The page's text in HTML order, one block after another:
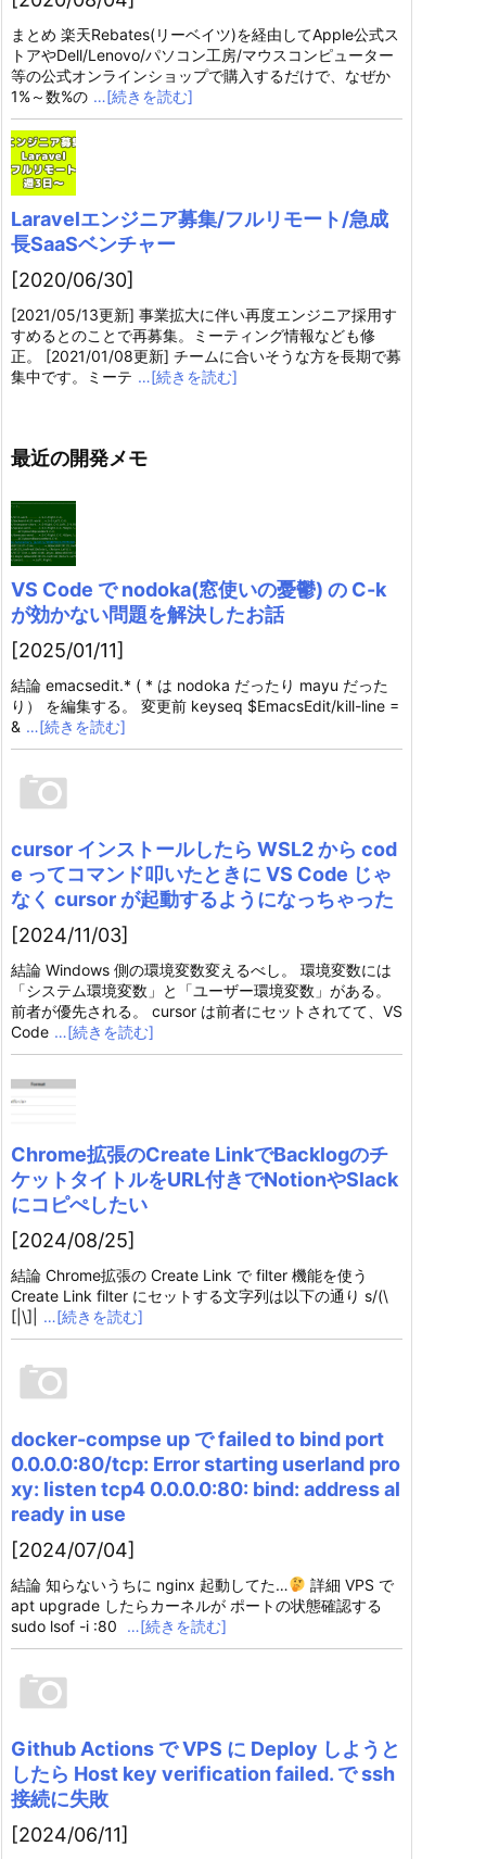
まとめ 楽天Rebates(リーベイツ)を経由してApple公式ス
トアやDell/Lenovo/パソコン工房/マウスコンピューター
等の公式オンラインショップで購入するだけで、なぜか
1%～数%の …[続きを読む]
Laravelエンジニア募集/フルリモート/急成
長SaaSベンチャー
[2020/06/30]
[2021/05/13更新] 事業拡大に伴い再度エンジニア採用す
すめるとのことで再募集。ミーティング情報なども修
正。 [2021/01/08更新] チームに合いそうな方を長期で募
集中です。ミーテ …[続きを読む]
最近の開発メモ
VS Code で nodoka(窓使いの憂鬱) の C-k
が効かない問題を解決したお話
[2025/01/11]
結論 emacsedit.* ( * は nodoka だったり mayu だった
り） を編集する。 変更前 keyseq $EmacsEdit/kill-line =
& …[続きを読む]
cursor インストールしたら WSL2 から cod
e ってコマンド叩いたときに VS Code じゃ
なく cursor が起動するようになっちゃった
[2024/11/03]
結論 Windows 側の環境変数変えるべし。 環境変数には
「システム環境変数」と「ユーザー環境変数」がある。
前者が優先される。 cursor は前者にセットされてて、VS
Code …[続きを読む]
Chrome拡張のCreate LinkでBacklogのチ
ケットタイトルをURL付きでNotionやSlack
にコピぺしたい
[2024/08/25]
結論 Chrome拡張の Create Link で filter 機能を使う
Create Link filter にセットする文字列は以下の通り s/(\
[|\]|
…[続きを読む]
docker-compse up で failed to bind port
0.0.0.0:80/tcp: Error starting userland pro
xy: listen tcp4 0.0.0.0:80: bind: address al
ready in use
[2024/07/04]
結論 知らないうちに nginx 起動してた…
詳細 VPS で
apt upgrade したらカーネルが ポートの状態確認する
sudo lsof -i :80
…[続きを読む]
Github Actions で VPS に Deploy しようと
したら Host key verification failed. で ssh
接続に失敗
[2024/06/11]